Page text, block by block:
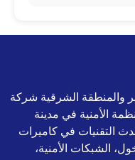
والمنطقة الشرقية شركة
الأمنية في مدينة
التقنيات في كاميرات
الشبكات الأمنية،